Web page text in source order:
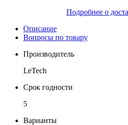
Подробнее о
Описание
Вопросы по товару
Производитель
LeTech
Срок годности
5
Варианты